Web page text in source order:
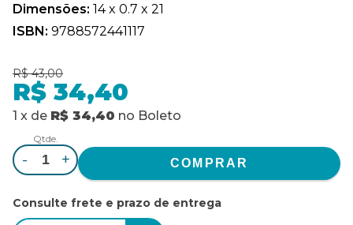
Dimensões: 14 x 0.7 x 21
ISBN: 9788572441117
R$ 43,00
R$ 34,40
1 x de R$ 34,40 no Boleto
Qtde.
- +
Consulte frete e prazo de entrega